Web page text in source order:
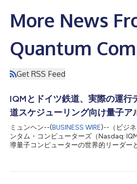
More News
Quantum
Get RSS Feed
IQMとドイツ鉄道、実際の運行
道スケジューリング向け量子ア
ミュンヘン--(BUSINESS WIRE)--（ビジ
ンタム・コンピューターズ（Nasdaq:
導量子コンピューターの世界的リーダー
を探求した共同研究の結果を発表しまし